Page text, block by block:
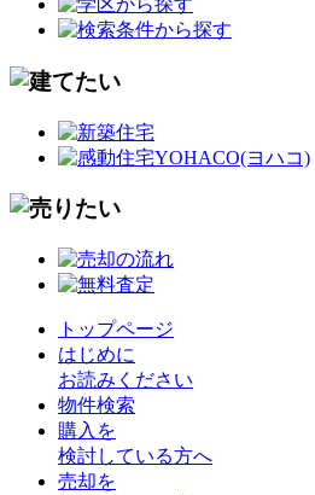
トップページ
はじめに
お読みください
物件検索
購入を
検討している方へ
売却を